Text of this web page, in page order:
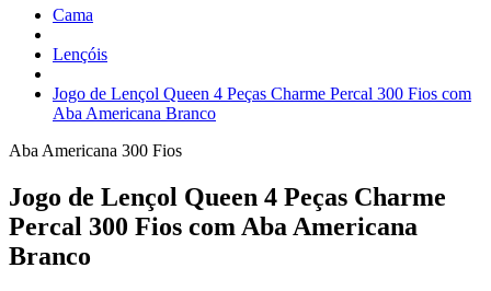
Cama
Lençóis
Jogo de Lençol Queen 4 Peças Charme Percal 300 Fios com
Aba Americana Branco
Aba Americana 300 Fios
Jogo de Lençol Queen 4 Peças Charme
Percal 300 Fios com Aba Americana
Branco